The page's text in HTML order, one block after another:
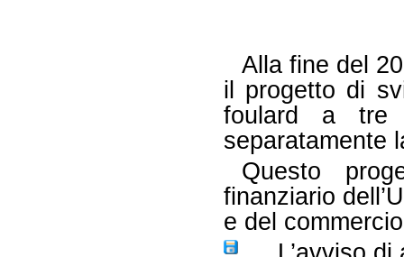
Alla fine del
il progetto di
foulard a tre
separatamente
Questo
finanziario
e del